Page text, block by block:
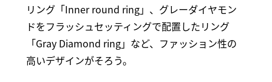
リング「Inner round ring」、グレーダイヤモン
ドをフラッシュセッティングで配置したリング
「Gray Diamond ring」など、ファッション性の
高いデザインがそろう。